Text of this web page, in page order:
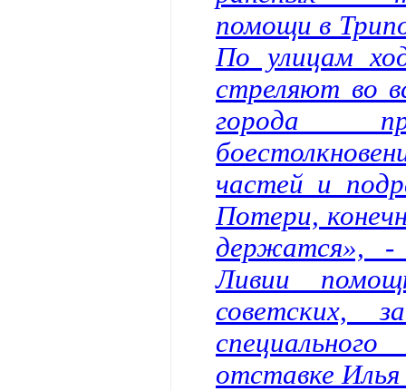
помощи в
По улицам
стреляют во
города
частей и
Потери,
держатся», -
Ливии
советских,
отставке Илья